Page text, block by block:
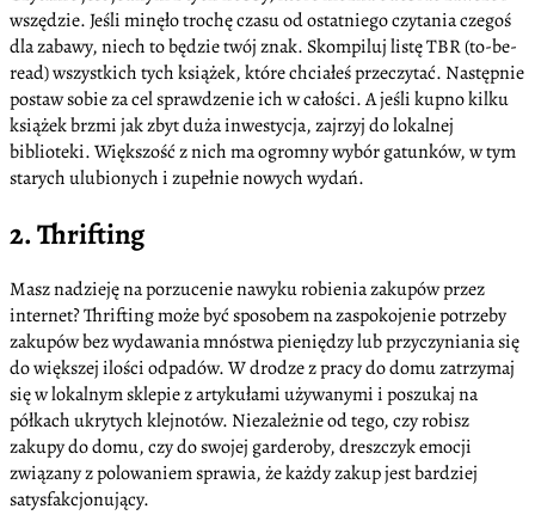
wszędzie. Jeśli minęło trochę czasu od ostatniego czytania czegoś
dla zabawy, niech to będzie twój znak. Skompiluj listę TBR (to-be-
read) wszystkich tych książek, które chciałeś przeczytać. Następnie
postaw sobie za cel sprawdzenie ich w całości. A jeśli kupno kilku
książek brzmi jak zbyt duża inwestycja, zajrzyj do lokalnej
biblioteki. Większość z nich ma ogromny wybór gatunków, w tym
starych ulubionych i zupełnie nowych wydań.
2. Thrifting
Masz nadzieję na porzucenie nawyku robienia zakupów przez
internet? Thrifting może być sposobem na zaspokojenie potrzeby
zakupów bez wydawania mnóstwa pieniędzy lub przyczyniania się
do większej ilości odpadów. W drodze z pracy do domu zatrzymaj
się w lokalnym sklepie z artykułami używanymi i poszukaj na
półkach ukrytych klejnotów. Niezależnie od tego, czy robisz
zakupy do domu, czy do swojej garderoby, dreszczyk emocji
związany z polowaniem sprawia, że każdy zakup jest bardziej
satysfakcjonujący.